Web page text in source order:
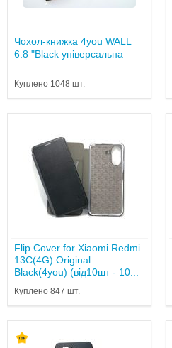
Чохол-книжка 4you WALL
6.8 "Black універсальна
Куплено 1048 шт.
Flip Cover for Xiaomi Redmi
13C(4G) Original
Black(4you) (від10шт - 10...
Куплено 847 шт.